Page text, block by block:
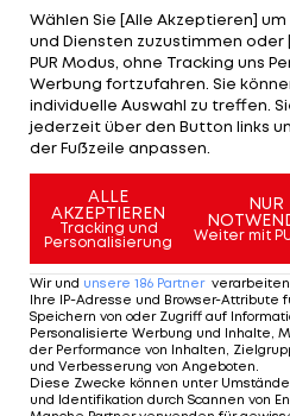
Nishizawa zu Beginn des
Japan die Bronze-
defensive Lineman der
MVP gekürt. Leitner: "Wir
viel gelernt!" Im Finale
Gastgeber USA 23:17.
Mehr zum
Wählen Sie [Alle Akzeptieren]
und Diensten zuzustimmen oder
PUR Modus, ohne Tracking uns
Werbung fortzufahren. Sie
individuelle Auswahl zu treffen.
jederzeit über den Button links
der Fußzeile anpassen.
ALLE
AKZEPTIEREN
Tracking und
Personalisierung
NUR
Weiter mit
Wir und unsere 186 Partner
Ihre IP-Adresse und Browser-Attribute
Speichern von oder Zugriff auf
Personalisierte Werbung und Inhalte,
der Performance von Inhalten,
und Verbesserung von Angeboten.
Diese Zwecke können unter
und Identifikation durch Scannen von